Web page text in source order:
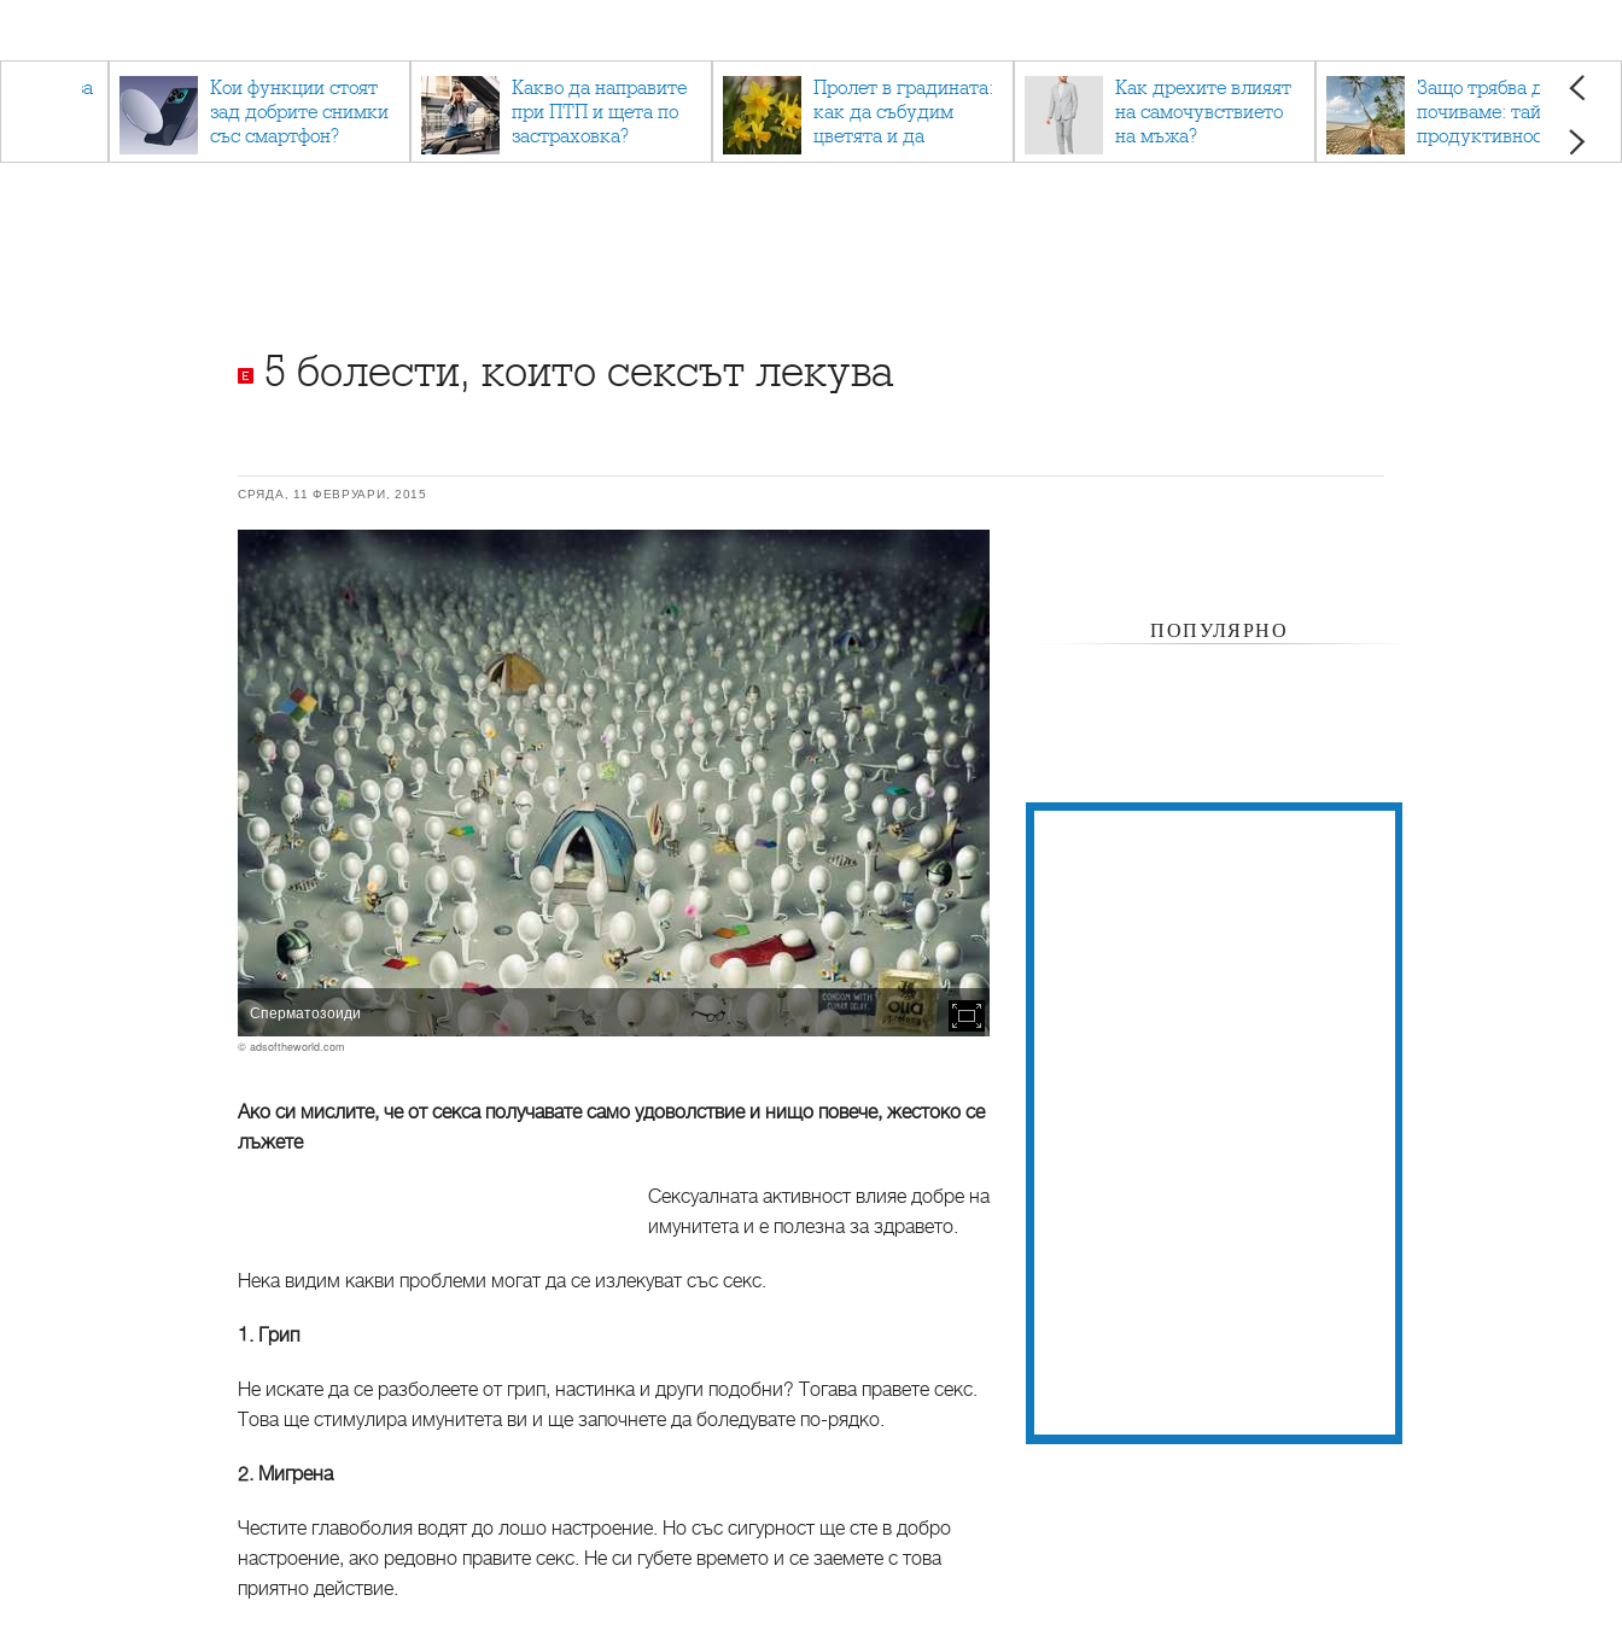
съвети за
Кои функции стоят
зад добрите снимки
със смартфон?
Какво да направите
при ПТП и щета по
застраховка?
Пролет в градината:
как да събудим
цветята и да
създадем зелен
Как дрехите влияят
на самочувствието
на мъжа?
Защо трябва да си
почиваме: тайната на
продуктивността,
здравето и добрия
5 болести, които сексът лекува
СРЯДА, 11 ФЕВРУАРИ, 2015
Сперматозоиди
© adsoftheworld.com
Ако си мислите, че от секса получавате само удоволствие и нищо повече, жестоко се
лъжете
Сексуалната активност влияе добре на
имунитета и е полезна за здравето.
Нека видим какви проблеми могат да се излекуват със секс.
1. Грип
Не искате да се разболеете от грип, настинка и други подобни? Тогава правете секс.
Това ще стимулира имунитета ви и ще започнете да боледувате по-рядко.
2. Мигрена
Честите главоболия водят до лошо настроение. Но със сигурност ще сте в добро
настроение, ако редовно правите секс. Не си губете времето и се заемете с това
приятно действие.
ПОПУЛЯРНО